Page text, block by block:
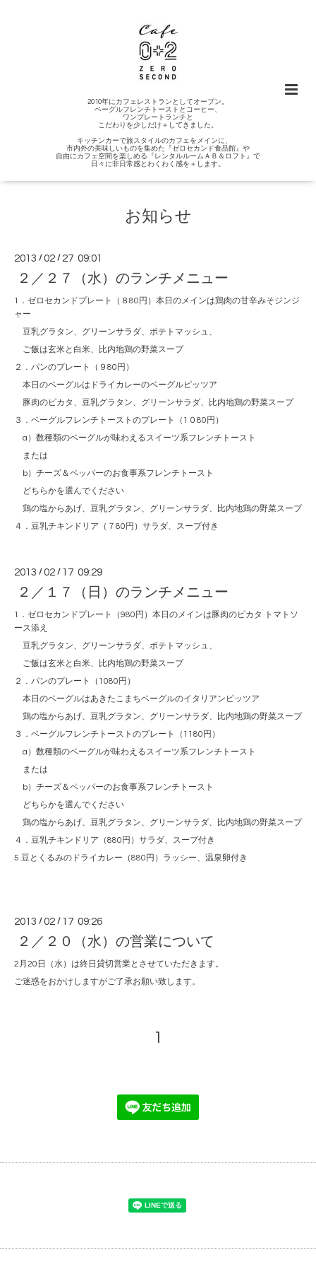
2010年にカフェレストランとしてオープン。
ベーグルフレンチトーストとコーヒー、
ワンプレートランチと
こだわりを少しだけ＋してきました。
キッチンカーで旅スタイルのカフェをメインに、
市内外の美味しいものを集めた『ゼロセカンド食品館』や
自由にカフェ空間を楽しめる『レンタルルームＡＢ＆ロフト』で
日々に非日常感とわくわく感を＋します。
お知らせ
2013 /02 / 27 09:01
２／２７（水）のランチメニュー
1．ゼロセカンドプレート（８80円）本日のメインは鶏肉の甘辛みそジンジ
ャー
豆乳グラタン、グリーンサラダ、ポテトマッシュ、
ご飯は玄米と白米、比内地鶏の野菜スープ
２．パンのプレート（９80円）
本日のベーグルはドライカレーのベーグルピッツア
豚肉のピカタ、豆乳グラタン、グリーンサラダ、比内地鶏の野菜スープ
３．ベーグルフレンチトーストのプレート（1０80円）
a）数種類のベーグルが味わえるスイーツ系フレンチトースト
または
b）チーズ＆ペッパーのお食事系フレンチトースト
どちらかを選んでください
鶏の塩からあげ、豆乳グラタン、グリーンサラダ、比内地鶏の野菜スープ
４．豆乳チキンドリア（７80円）サラダ、スープ付き
2013 /02 / 17 09:29
２／１７（日）のランチメニュー
1．ゼロセカンドプレート（980円）本日のメインは豚肉のピカタ トマトソ
ース添え
豆乳グラタン、グリーンサラダ、ポテトマッシュ、
ご飯は玄米と白米、比内地鶏の野菜スープ
２．パンのプレート（1080円）
本日のベーグルはあきたこまちベーグルのイタリアンピッツア
鶏の塩からあげ、豆乳グラタン、グリーンサラダ、比内地鶏の野菜スープ
３．ベーグルフレンチトーストのプレート（1180円）
a）数種類のベーグルが味わえるスイーツ系フレンチトースト
または
b）チーズ＆ペッパーのお食事系フレンチトースト
どちらかを選んでください
鶏の塩からあげ、豆乳グラタン、グリーンサラダ、比内地鶏の野菜スープ
４．豆乳チキンドリア（880円）サラダ、スープ付き
5.豆とくるみのドライカレー（880円）ラッシー、温泉卵付き
2013 /02 / 17 09:26
２／２０（水）の営業について
2月20日（水）は終日貸切営業とさせていただきます。
ご迷惑をおかけしますがご了承お願い致します。
1